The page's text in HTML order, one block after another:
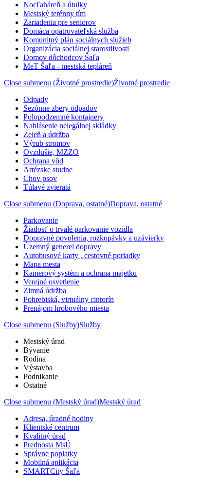
Nocľaháreň a útulky
Mestský terénny tím
Zariadenia pre seniorov
Domáca opatrovateľská služba
Komunitný plán sociálnych služieb
Organizácia sociálnej starostlivosti
Domov dôchodcov Šaľa
MeT Šaľa - mestská tepláreň
Close submenu (Životné prostredie)Životné prostredie
Odpady
Sezónne zbery odpadov
Polopodzemné kontajnery
Nahlásenie nelegálnej skládky
Zeleň a údržba
Výrub stromov
Ovzdušie, MZZO
Ochrana vôd
Artézske studne
Chov psov
Túlavé zvieratá
Close submenu (Doprava, ostatné)Doprava, ostatné
Parkovanie
Žiadosť o trvalé parkovanie vozidla
Dopravné povolenia, rozkopávky a uzávierky
Územný generel dopravy
Autobusové karty , cestovné poriadky
Mapa mesta
Kamerový systém a ochrana majetku
Verejné osvetlenie
Zimná údržba
Pohrebiská, virtuálny cintorín
Prenájom hrobového miesta
Close submenu (Služby)Služby
Mestský úrad
Bývanie
Rodina
Výstavba
Podnikanie
Ostatné
Close submenu (Mestský úrad)Mestský úrad
Adresa, úradné hodiny
Klientské centrum
Kvalitný úrad
Prednosta MsÚ
Správne poplatky
Mobilná aplikácia
SMARTCity Šaľa